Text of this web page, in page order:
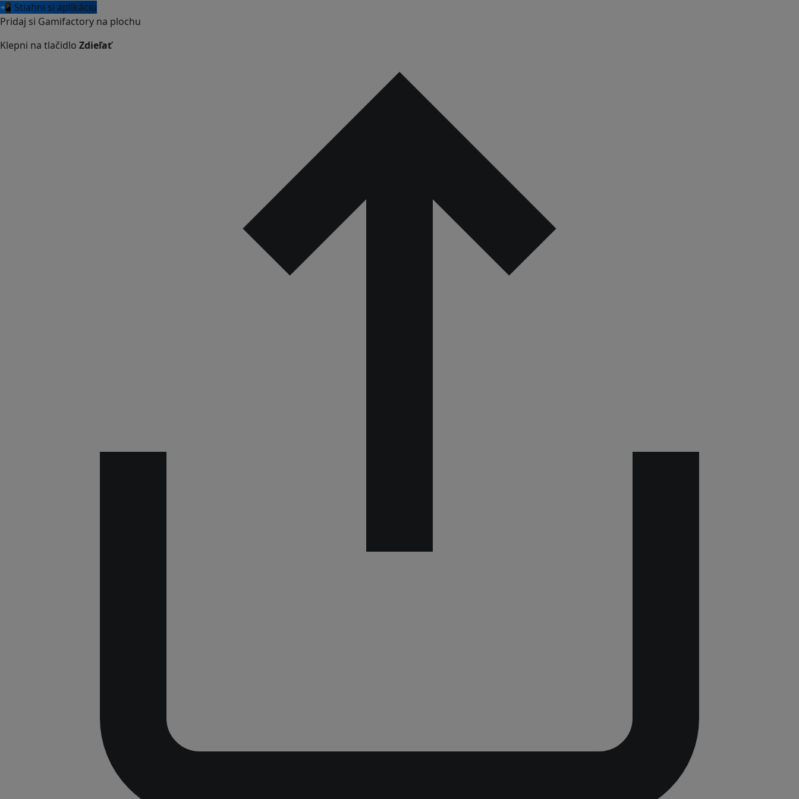
📲 Stiahni si aplikáciu
Pridaj si Gamifactory na plochu
Klepni na tlačidlo Zdieľať